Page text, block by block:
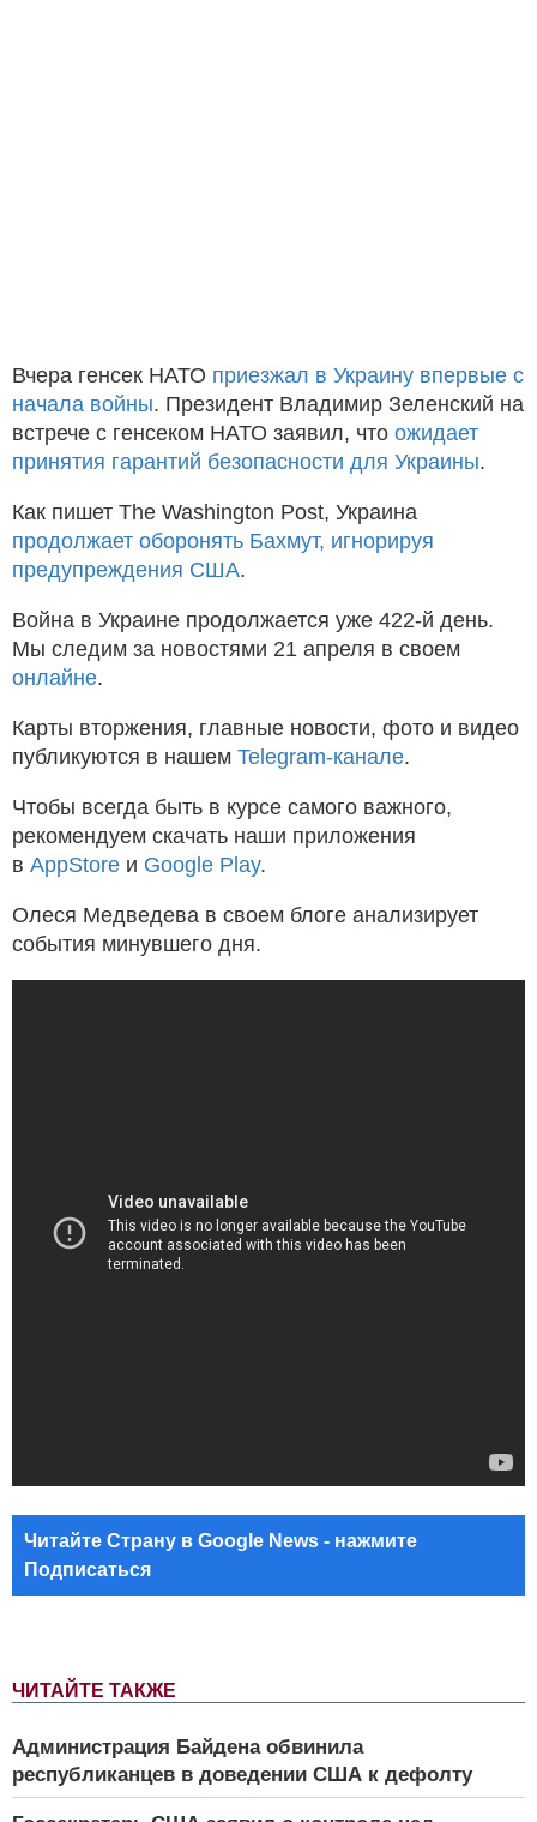
ЧИТАЙТЕ ТАКЖЕ
Администрация Байдена обвинила
республиканцев в доведении США к дефолту
Вчера генсек НАТО приезжал в Украину впервые с
начала войны. Президент Владимир Зеленский на
встрече с генсеком НАТО заявил, что ожидает
принятия гарантий безопасности для Украины.
Как пишет The Washington Post, Украина
продолжает оборонять Бахмут, игнорируя
предупреждения США.
Война в Украине продолжается уже 422-й день.
Мы следим за новостями 21 апреля в своем
онлайне.
Карты вторжения, главные новости, фото и видео
публикуются в нашем Telegram-канале.
Чтобы всегда быть в курсе самого важного,
рекомендуем скачать наши приложения
в AppStore и Google Play.
Олеся Медведева в своем блоге анализирует
события минувшего дня.
Читайте Страну в Google News - нажмите
Подписаться